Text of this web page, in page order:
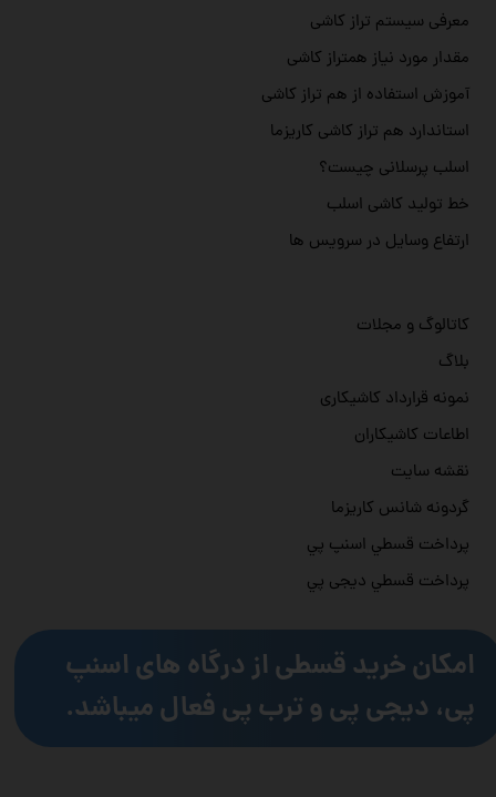
کاتالوگ و مجلات
بلاگ
نمونه قرارداد کاشیکاری
اطاعات کاشیکاران
نقشه سایت
گردونه شانس کاریزما
پرداخت قسطي اسنپ پي
پرداخت قسطي دیجی پي
معرفی سیستم تراز کاشی
مقدار مورد نیاز همتراز کاشی
آموزش استفاده از هم تراز کاشی
استاندارد هم تراز کاشی کاریزما
اسلب پرسلانی چیست؟
خط تولید کاشی اسلب
ارتفاع وسایل در سرویس ها
امکان خرید قسطی از درگاه های اسنپ
پی، دیجی پی و ترب پی فعال میباشد.